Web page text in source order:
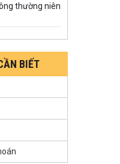
thường niên
BIẾT